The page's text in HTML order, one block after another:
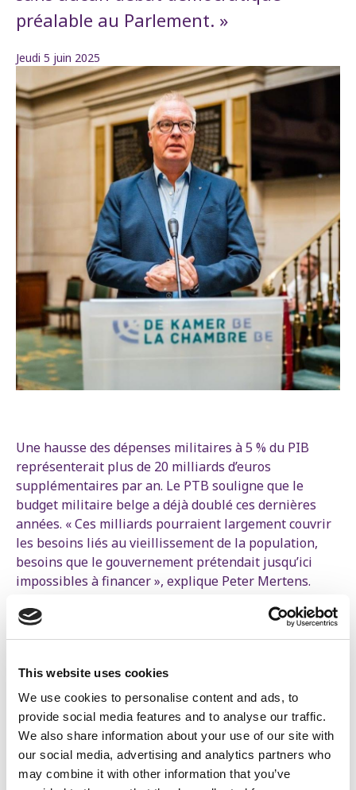
This website uses cookies
We use cookies to personalise content and ads, to
provide social media features and to analyse our traffic.
We also share information about your use of our site with
our social media, advertising and analytics partners who
may combine it with other information that you’ve
préalable au Parlement. »
Jeudi 5 juin 2025
Une hausse des dépenses militaires à 5 % du PIB
représenterait plus de 20 milliards d’euros
supplémentaires par an. Le PTB souligne que le
budget militaire belge a déjà doublé ces dernières
années. « Ces milliards pourraient largement couvrir
les besoins liés au vieillissement de la population,
besoins que le gouvernement prétendait jusqu’ici
impossibles à financer », explique Peter Mertens.
Bart De Wever, Georges-Louis Bouchez et Théo
Francken ne cachent pas leur intention : financer ces
massives dans la sécurité sociale, les soins de santé
travailleuses ainsi que les générations futures paient
l’addition pour une course folle aux armements »,
poursuit Peter Mertens.
« Cette décision n’est pas seulement absurde sur le